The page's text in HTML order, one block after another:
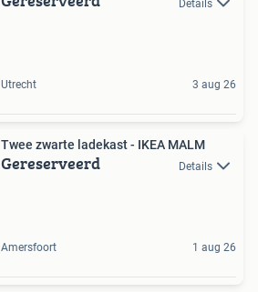
Details
Utrecht 3 aug 26
Twee zwarte ladekast - IKEA MALM
Gereserveerd Details
Amersfoort 1 aug 26